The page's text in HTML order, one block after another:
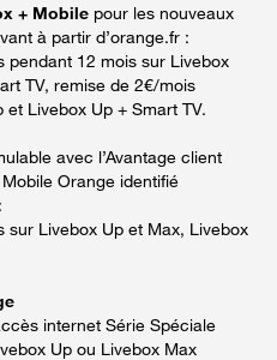
+ Mobile pour les nouveaux
à partir d’orange.fr :
pendant 12 mois sur Livebox
TV, remise de 2€/mois
Livebox Up + Smart TV.
avec l’Avantage client
Orange identifié
sur Livebox Up et Max, Livebox
internet Série Spéciale
Up ou Livebox Max